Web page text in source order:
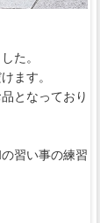
た。
ます。
となっており
習い事の練習